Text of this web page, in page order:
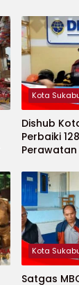
Kota
Dishub
Perbaiki
Kota
Satgas